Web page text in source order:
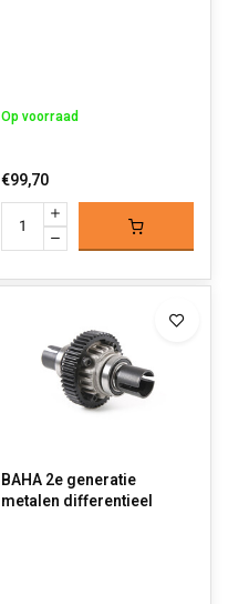
Op voorraad
€99,70
BAHA 2e generatie
metalen differentieel